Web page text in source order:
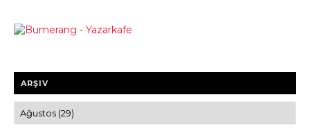
ARŞIV